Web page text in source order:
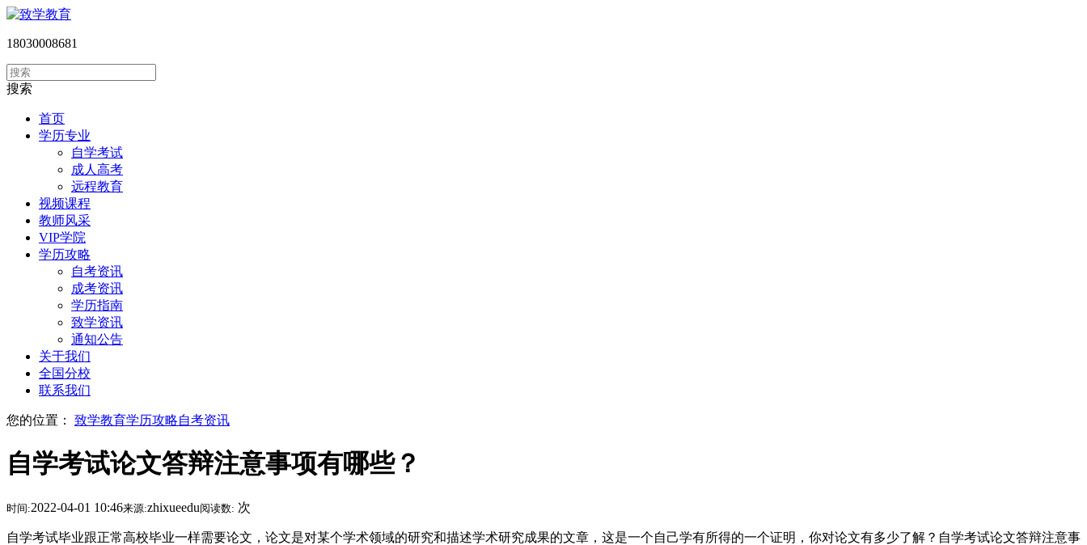
18030008681
搜索
首页
学历专业
自学考试
成人高考
远程教育
视频课程
教师风采
VIP学院
学历攻略
自考资讯
成考资讯
学历指南
致学资讯
通知公告
关于我们
全国分校
联系我们
您的位置： 致学教育学历攻略自考资讯
自学考试论文答辩注意事项有哪些？
时间:2022-04-01 10:46来源:zhixueedu阅读数: 次
自学考试毕业跟正常高校毕业一样需要论文，论文是对某个学术领域的研究和描述学术研究成果的文章，这是一个自己学有所得的一个证明，你对论文有多少了解？自学考试论文答辩注意事